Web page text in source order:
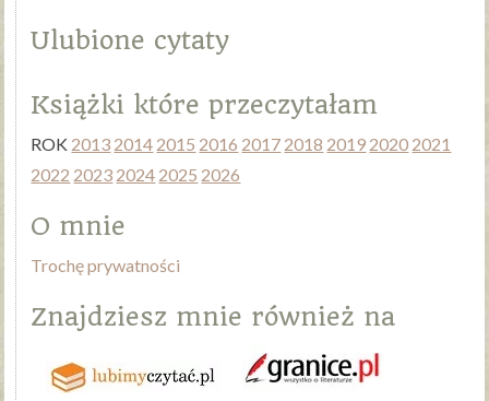
Ulubione cytaty
Książki które przeczytałam
ROK 2013 2014 2015 2016 2017 2018 2019 2020 2021
2022 2023 2024 2025 2026
O mnie
Trochę prywatności
Znajdziesz mnie również na